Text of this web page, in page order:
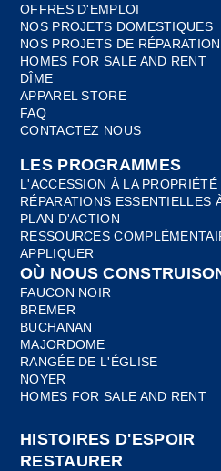
OFFRES D'EMPLOI
NOS PROJETS DOMESTIQUES
NOS PROJETS DE
HOMES FOR SALE AND RENT
DÎME
APPAREL STORE
FAQ
CONTACTEZ NOUS
LES PROGRAMMES
L'ACCESSION À LA PROPRIÉTÉ
RÉPARATIONS ESSENTIELLES
PLAN D'ACTION
RESSOURCES
APPLIQUER
OÙ NOUS
FAUCON NOIR
BREMER
BUCHANAN
MAJORDOME
RANGÉE DE L'ÉGLISE
NOYER
HOMES FOR SALE AND RENT
HISTOIRES D'ESPOIR
RESTAURER